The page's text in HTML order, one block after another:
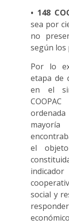
• 148
sea por
no
según los
Por lo
etapa de
en el
ordenada
el
social y